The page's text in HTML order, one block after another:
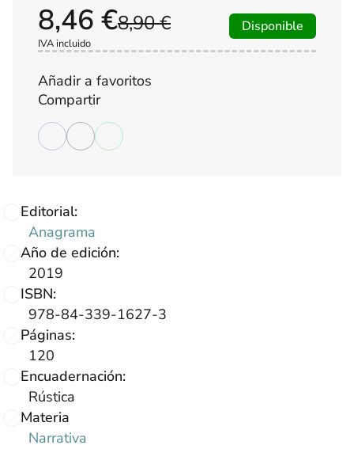
Editorial:
Anagrama
Año de edición:
2019
ISBN:
978-84-339-1627-3
Páginas:
120
Encuadernación:
Rústica
Materia
Narrativa
8,90 €
8,46 €
IVA incluido
Disponible
Añadir a favoritos
Compartir